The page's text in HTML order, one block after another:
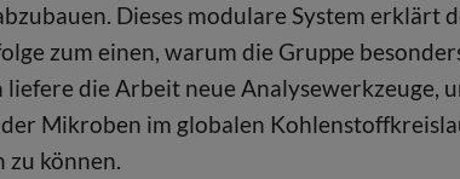
Dieses modulare System erklärt
zum einen, warum die Gruppe
liefere die Arbeit neue Analysewerkzeuge,
Mikroben im globalen
zu können.